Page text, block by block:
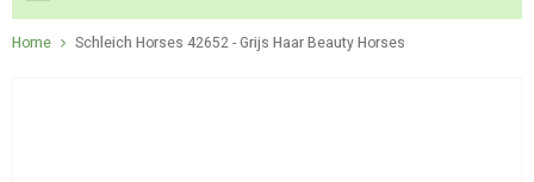
Home Schleich Horses 42652 - Grijs Haar Beauty Horses